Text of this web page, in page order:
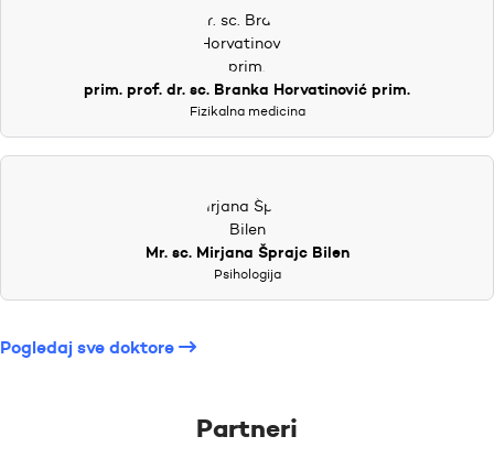
prim. prof. dr. sc. Branka Horvatinović prim.
Fizikalna medicina
Mr. sc. Mirjana Šprajc Bilen
Psihologija
Pogledaj sve doktore
Partneri